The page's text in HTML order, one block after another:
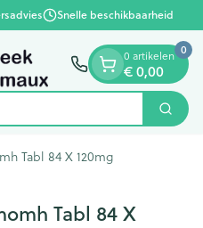
Snelle beschikbaarheid
Zoek
0 artikelen
€ 0,00
0
Tabl 84 X 120mg
Tabl 84 X